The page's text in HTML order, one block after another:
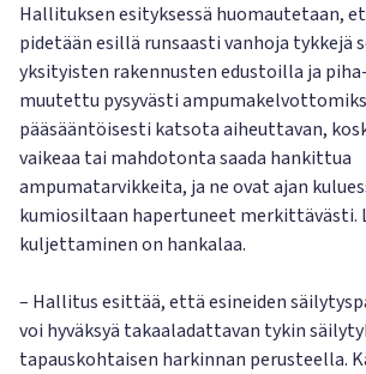
Hallituksen esityksessä huomautetaan,
pidetään esillä runsaasti vanhoja tykkejä
yksityisten rakennusten edustoilla ja
muutettu pysyvästi
pääsääntöisesti katsota aiheuttavan,
vaikeaa tai mahdotonta saada hankittua
ampumatarvikkeita, ja ne ovat ajan
kumiosiltaan hapertuneet merkittävästi.
kuljettaminen on hankalaa.
– Hallitus esittää, että esineiden
voi hyväksyä takaaladattavan tykin
tapauskohtaisen harkinnan perusteella.